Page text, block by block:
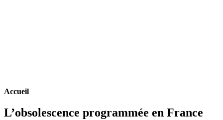
Accueil
L’obsolescence programmée en France